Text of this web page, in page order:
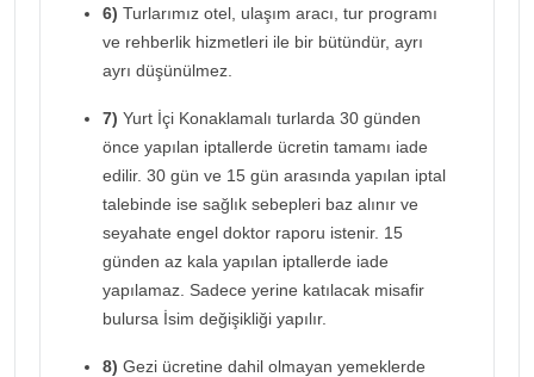
6) Turlarımız otel, ulaşım aracı, tur programı
ve rehberlik hizmetleri ile bir bütündür, ayrı
ayrı düşünülmez.
7) Yurt İçi Konaklamalı turlarda 30 günden
önce yapılan iptallerde ücretin tamamı iade
edilir. 30 gün ve 15 gün arasında yapılan iptal
talebinde ise sağlık sebepleri baz alınır ve
seyahate engel doktor raporu istenir. 15
günden az kala yapılan iptallerde iade
yapılamaz. Sadece yerine katılacak misafir
bulursa İsim değişikliği yapılır.
8) Gezi ücretine dahil olmayan yemeklerde